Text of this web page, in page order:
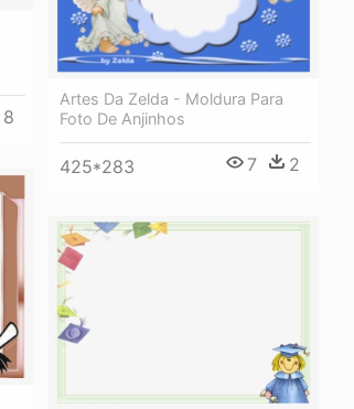
8
Artes Da Zelda - Moldura Para
Foto De Anjinhos
425*283 7 2